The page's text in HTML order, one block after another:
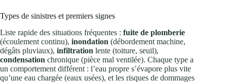
Types de sinistres et premiers signes
Liste rapide des situations fréquentes : fuite de plomberie
(écoulement continu), inondation (débordement machine,
dégâts pluviaux), infiltration lente (toiture, seuil),
condensation chronique (pièce mal ventilée). Chaque type a
un comportement différent : l’eau propre s’évapore plus vite
qu’une eau chargée (eaux usées), et les risques de dommages